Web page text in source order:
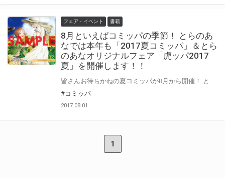
フェア・イベント 書籍
8月といえばコミッパの季節！ とらのあ
なでは本年も「2017夏コミッパ」＆とら
のあなオリジナルフェア「虎ッパ2017
夏」を開催します！！
#コミッパ
2017.08.01
1